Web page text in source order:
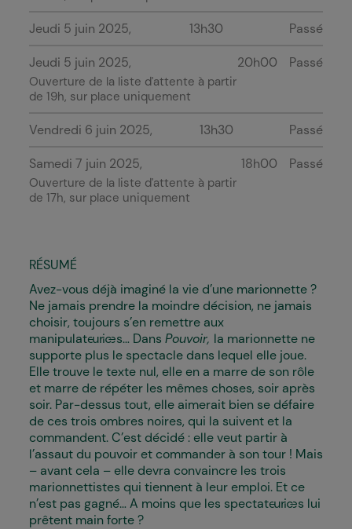
Jeudi 5 juin 2025 13h30 Passé
Jeudi 5 juin 2025
Ouverture de la liste d'attente à partir
de 19h, sur place uniquement
20h00 Passé
Vendredi 6 juin 2025 13h30 Passé
Samedi 7 juin 2025
Ouverture de la liste d'attente à partir
de 17h, sur place uniquement
18h00 Passé
RÉSUMÉ
Avez-vous déjà imaginé la vie d’une marionnette ?
Ne jamais prendre la moindre décision, ne jamais
choisir, toujours s’en remettre aux
manipulateur·ices… Dans Pouvoir, la marionnette ne
supporte plus le spectacle dans lequel elle joue.
Elle trouve le texte nul, elle en a marre de son rôle
et marre de répéter les mêmes choses, soir après
soir. Par-dessus tout, elle aimerait bien se défaire
de ces trois ombres noires, qui la suivent et la
commandent. C’est décidé : elle veut partir à
l’assaut du pouvoir et commander à son tour ! Mais
– avant cela – elle devra convaincre les trois
marionnettistes qui tiennent à leur emploi. Et ce
n’est pas gagné… A moins que les spectateur·ices lui
prêtent main forte ?